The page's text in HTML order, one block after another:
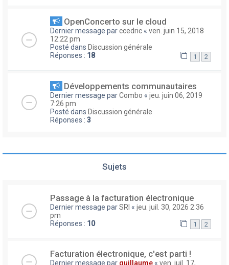
OpenConcerto sur le cloud
Dernier message parccedric « ven. juin 15, 2018
12:22 pm
Posté dans Discussion générale
Réponses : 18 1 2
Développements communautaires
Dernier message parCombo « jeu. juin 06, 2019
7:26 pm
Posté dans Discussion générale
Réponses : 3
Sujets
Passage à la facturation électronique
Dernier message parSRI « jeu. juil. 30, 2026 2:36
pm
Réponses : 10 1 2
Facturation électronique, c'est parti !
Dernier message par guillaume « ven. juil. 17,